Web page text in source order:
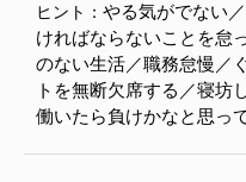
ヒント： やる気がでない
ければならないことを怠
のない生活／職務怠慢／
トを無断欠席する／寝坊
働いたら負けかなと思っ